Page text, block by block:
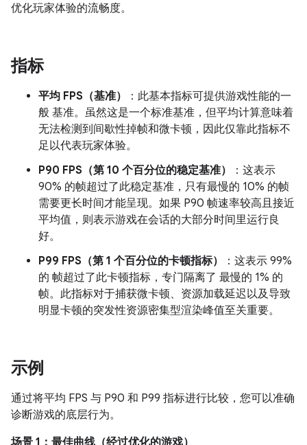
优化玩家体验的流畅度。
指标
平均 FPS（基准）
：此基本指标可提供游戏性能的一
般 基准。虽然这是一个标准基准，但平均计算意味着
无法检测到间歇性掉帧和微卡顿，因此仅靠此指标不
足以代表玩家体验。
P90 FPS（第 10 个百分位的稳定基准）
：这表示
90% 的帧超过了此稳定基准，只有最慢的 10% 的帧
需要更长时间才能呈现。如果 P90 帧速率较高且接近
平均值，则表示游戏在会话的大部分时间里运行良
好。
P99 FPS（第 1 个百分位的卡顿指标）
：这表示 99%
的 帧超过了此卡顿指标，专门隔离了 最慢的 1% 的
帧。此指标对于捕获微卡顿、资源加载延迟以及导致
明显卡顿的突发性资源密集型渲染峰值至关重要。
示例
通过将平均 FPS 与 P90 和 P99 指标进行比较，您可以准确
诊断游戏的底层行为。
场景 1：最佳曲线（经过优化的游戏）